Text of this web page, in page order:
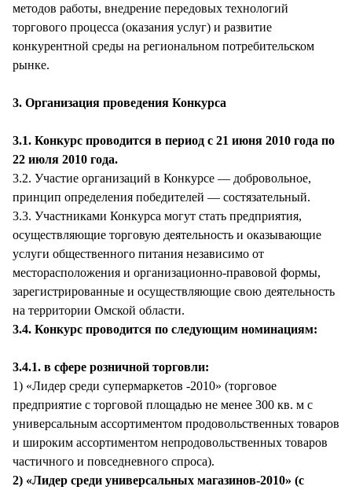
методов работы, внедрение передовых технологий
торгового процесса (оказания услуг) и развитие
конкурентной среды на региональном потребительском
рынке.
3. Организация проведения Конкурса
3.1. Конкурс проводится в период с 21 июня 2010 года по
22 июля 2010 года.
3.2. Участие организаций в Конкурсе — добровольное,
принцип определения победителей — состязательный.
3.3. Участниками Конкурса могут стать предприятия,
осуществляющие торговую деятельность и оказывающие
услуги общественного питания независимо от
месторасположения и организационно-правовой формы,
зарегистрированные и осуществляющие свою деятельность
на территории Омской области.
3.4. Конкурс проводится по следующим номинациям:
3.4.1. в сфере розничной торговли:
1) «Лидер среди супермаркетов -2010» (торговое
предприятие с торговой площадью не менее 300 кв. м с
универсальным ассортиментом продовольственных товаров
и широким ассортиментом непродовольственных товаров
частичного и повседневного спроса).
2) «Лидер среди универсальных магазинов-2010» (с